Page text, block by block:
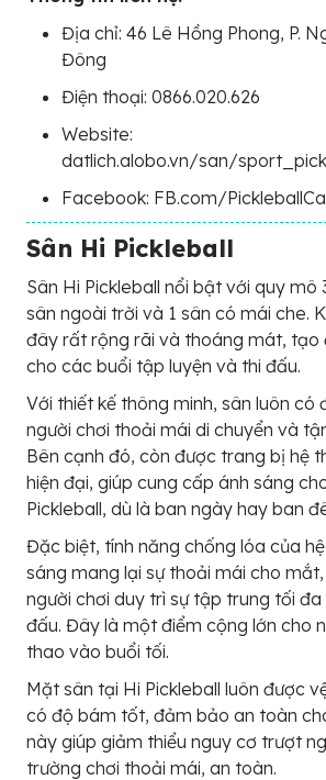
Địa chỉ: 46 Lê Hồng Phong, P.
Đông
Điện thoại: 0866.020.626
Website:
datlich.alobo.vn/san/
Facebook: FB.com/
Sân Hi Pickleball
Sân Hi Pickleball nổi bật với quy mô
sân ngoài trời và 1 sân có mái che.
đây rất rộng rãi và thoáng mát, tạo
cho các buổi tập luyện và thi đấu.
Với thiết kế thông minh, sân luôn có
người chơi thoải mái di chuyển và
Bên cạnh đó, còn được trang bị hệ
hiện đại, giúp cung cấp ánh sáng
Pickleball, dù là ban ngày hay ban
Đặc biệt, tính năng chống lóa của
sáng mang lại sự thoải mái cho
người chơi duy trì sự tập trung tối
đấu. Đây là một điểm cộng lớn cho
thao vào buổi tối.
Mặt sân tại Hi Pickleball luôn được
có độ bám tốt, đảm bảo an toàn
này giúp giảm thiểu nguy cơ trượt
trường chơi thoải mái, an toàn.